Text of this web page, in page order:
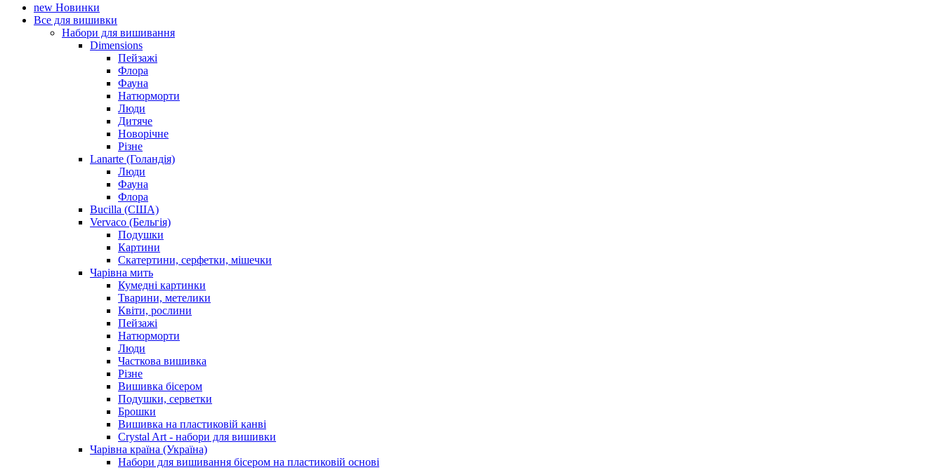
new Новинки
Все для вишивки
Набори для вишивання
Dimensions
Пейзажі
Флора
Фауна
Натюрморти
Люди
Дитяче
Новорічне
Різне
Lanarte (Голандія)
Люди
Фауна
Флора
Bucilla (США)
Vervaco (Бельгія)
Подушки
Картини
Скатертини, серфетки, мішечки
Чарiвна мить
Кумедні картинки
Тварини, метелики
Квіти, рослини
Пейзажі
Натюрморти
Люди
Часткова вишивка
Різне
Вишивка бісером
Подушки, серветки
Брошки
Вишивка на пластиковій канві
Crystal Art - набори для вишивки
Чарівна країна (Україна)
Набори для вишивання бісером на пластиковій основі